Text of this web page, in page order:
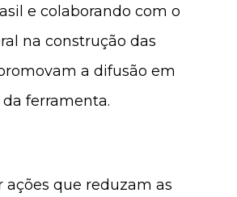
e colaborando com o
na construção das
a difusão em
ferramenta.
ações que reduzam as